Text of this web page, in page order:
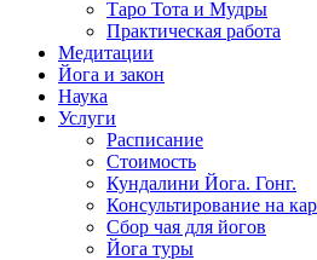
Таро Тота и Мудры
Практическая работа
Медитации
Йога и закон
Наука
Услуги
Расписание
Стоимость
Кундалини Йога. Гонг.
Консультирование на
Сбор чая для йогов
Йога туры